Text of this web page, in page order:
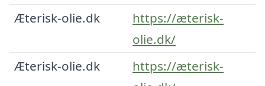
Æterisk-olie.dk
https://æterisk-
olie.dk/
Æterisk-olie.dk
https://æterisk-